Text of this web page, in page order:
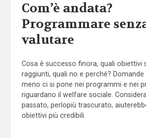
Com’è andata?
Programmare
valutare
Cosa è successo finora, quali obiettivi
raggiunti, quali no e perché?
meno ci si pone nei programmi e nei
riguardano il welfare sociale.
passato, perlopiù trascurato,
obiettivi più credibili.